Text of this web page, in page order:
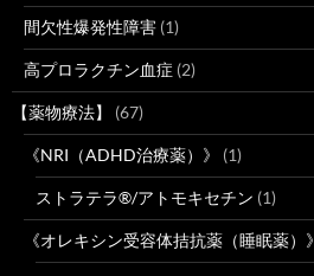
間欠性爆発性障害 (1)
高プロラクチン血症 (2)
【薬物療法】 (67)
《NRI（ADHD治療薬）》 (1)
ストラテラ®/アトモキセチン (1)
《オレキシン受容体拮抗薬（睡眠薬）》